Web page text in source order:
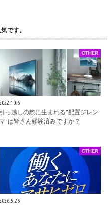
です。
OTHER
引っ越しの際に生まれる“配置ジレン
マ”は皆さん経験済みですか？
OTHER